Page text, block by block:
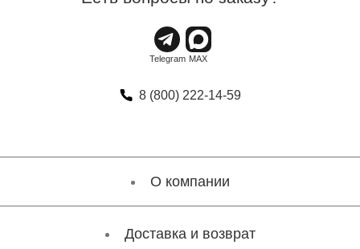
8 (800) 222-14-59
О компании
Доставка и возврат